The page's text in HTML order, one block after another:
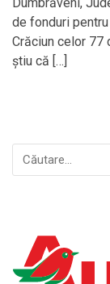
de fonduri
Crăciun celor 77
știu că […]
Caută
după: